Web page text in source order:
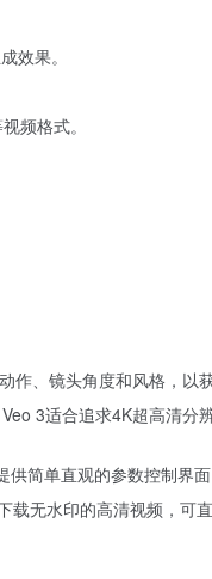
效果。
频格式。
、镜头角度和风格，以
3适合追求4K超高清分
简单直观的参数控制界面
无水印的高清视频，可直